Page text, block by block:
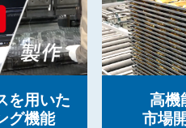
を用いた
グ機能
高機
市場